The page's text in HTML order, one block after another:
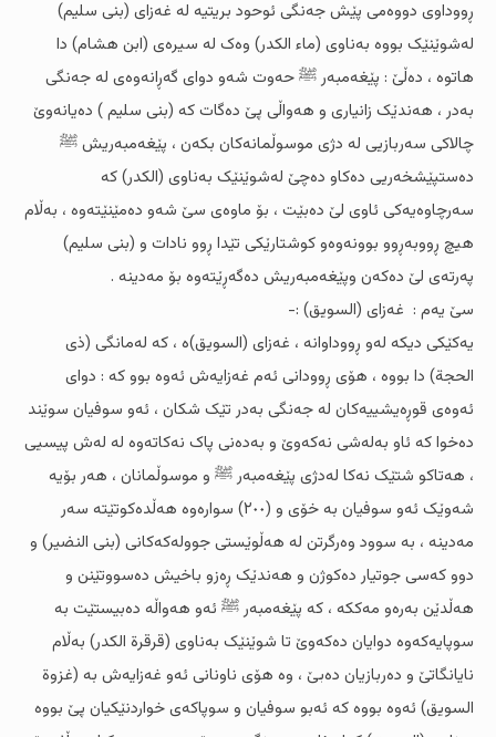
ڕووداوى دووەمى پێش جەنگى ئوحود بریتیە لە غەزاى (بنى سلیم)
لەشوێنێک بووە بەناوى (ماء الکدر) وەک لە سیرەى (ابن هشام) دا
هاتوە ، دەڵێ : پێغەمبەر ﷺ حەوت شەو دواى گەڕانەوەى لە جەنگى
بەدر ، هەندێک زانیارى و هەواڵى پێ دەگات کە (بنی سلیم ) دەیانەوێ
چالاکى سەربازیی لە دژى موسوڵمانەکان بکەن ، پێغەمبەریش ﷺ
دەستپێشخەریی دەکاو دەچێ لەشوێنێک بەناوى (الکدر) کە
سەرچاوەیەکى ئاوى لێ دەبێت ، بۆ ماوەى سێ شەو دەمێنێتەوە ، بەڵام
هیچ ڕووبەڕوو بوونەوەو کوشتارێکى تێدا ڕوو نادات و (بنی سلیم)
پەرتەى لێ دەکەن وپێغەمبەریش دەگەڕێتەوە بۆ مەدینە .
سێ یەم : غەزاى (السویق) :-
یەکێکى دیکە لەو ڕووداوانە ، غەزاى (السویق)ە ، کە لەمانگى (ذی
الحجة) دا بووە ، هۆى ڕوودانى ئەم غەزایەش ئەوە بوو کە : دواى
ئەوەى قوڕەیشییەکان لە جەنگى بەدر تێک شکان ، ئەو سوفیان سوێند
دەخوا کە ئاو بەلەشى نەکەوێ و بەدەنى پاک نەکاتەوە لە لەش پیسیی
، هەتاکو شتێک نەکا لەدژى پێغەمبەر ﷺ و موسوڵمانان ، هەر بۆیە
شەوێک ئەو سوفیان بە خۆی و (٢٠٠) سوارەوە هەڵدەکوتێتە سەر
مەدینە ، بە سوود وەرگرتن لە هەڵوێستى جوولەکەکانى (بنی النضیر) و
دوو کەسى جوتیار دەکوژن و هەندێک ڕەزو باخیش دەسووتێنن و
هەڵدێن بەرەو مەککە ، کە پێغەمبەر ﷺ ئەو هەواڵە دەبیستێت بە
سوپایەکەوە دوایان دەکەوێ تا شوێنێک بەناوى (قرقرة الکدر) بەڵام
نایانگاتێ و دەربازیان دەبێ ، وە هۆى ناونانى ئەو غەزایەش بە (غزوة
السویق) ئەوە بووە کە ئەبو سوفیان و سوپاکەى خواردنێکیان پێ بووە